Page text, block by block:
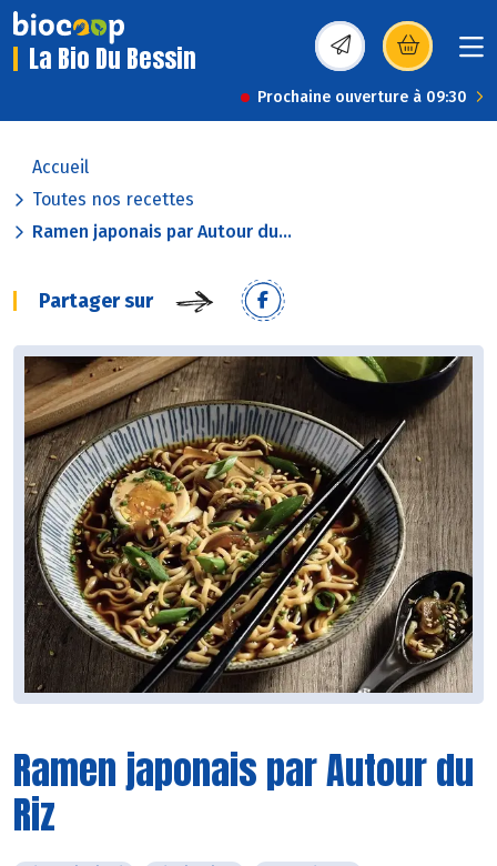
La Bio Du Bessin (s’ouvre dans une
Prochaine ouverture à 09:30
Accueil
Toutes nos recettes
Ramen japonais par Autour du...
Partager sur
Ramen japonais par Autour du
Riz